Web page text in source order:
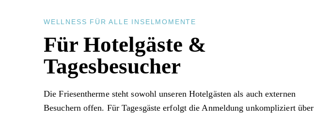
WELLNESS FÜR ALLE INSELMOMENTE
Für Hotelgäste &
Tagesbesucher
Die Friesentherme steht sowohl unseren Hotelgästen als auch externen
Besuchern offen. Für Tagesgäste erfolgt die Anmeldung unkompliziert über